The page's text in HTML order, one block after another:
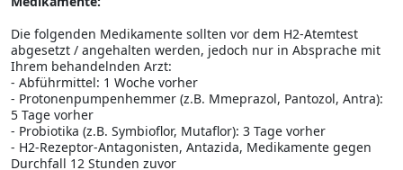
Die folgenden Medikamente sollten vor dem H2-Atemtest
abgesetzt / angehalten werden, jedoch nur in Absprache mit
Ihrem behandelnden Arzt:
- Abführmittel: 1 Woche vorher
- Protonenpumpenhemmer (z.B. Mmeprazol, Pantozol, Antra):
5 Tage vorher
- Probiotika (z.B. Symbioflor, Mutaflor): 3 Tage vorher
- H2-Rezeptor-Antagonisten, Antazida, Medikamente gegen
Durchfall 12 Stunden zuvor